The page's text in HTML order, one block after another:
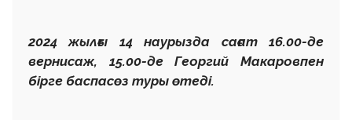
2024 жылғы 14 наурызда сағат 16.00-де
вернисаж, 15.00-де Георгий Макаровпен
бірге баспасөз туры өтеді.